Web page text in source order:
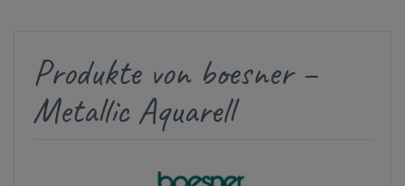
Produkte von boesner –
Metallic Aquarell